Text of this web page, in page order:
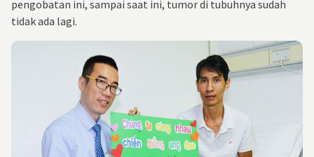
pengobatan ini, sampai saat ini, tumor di tubuhnya sudah
tidak ada lagi.